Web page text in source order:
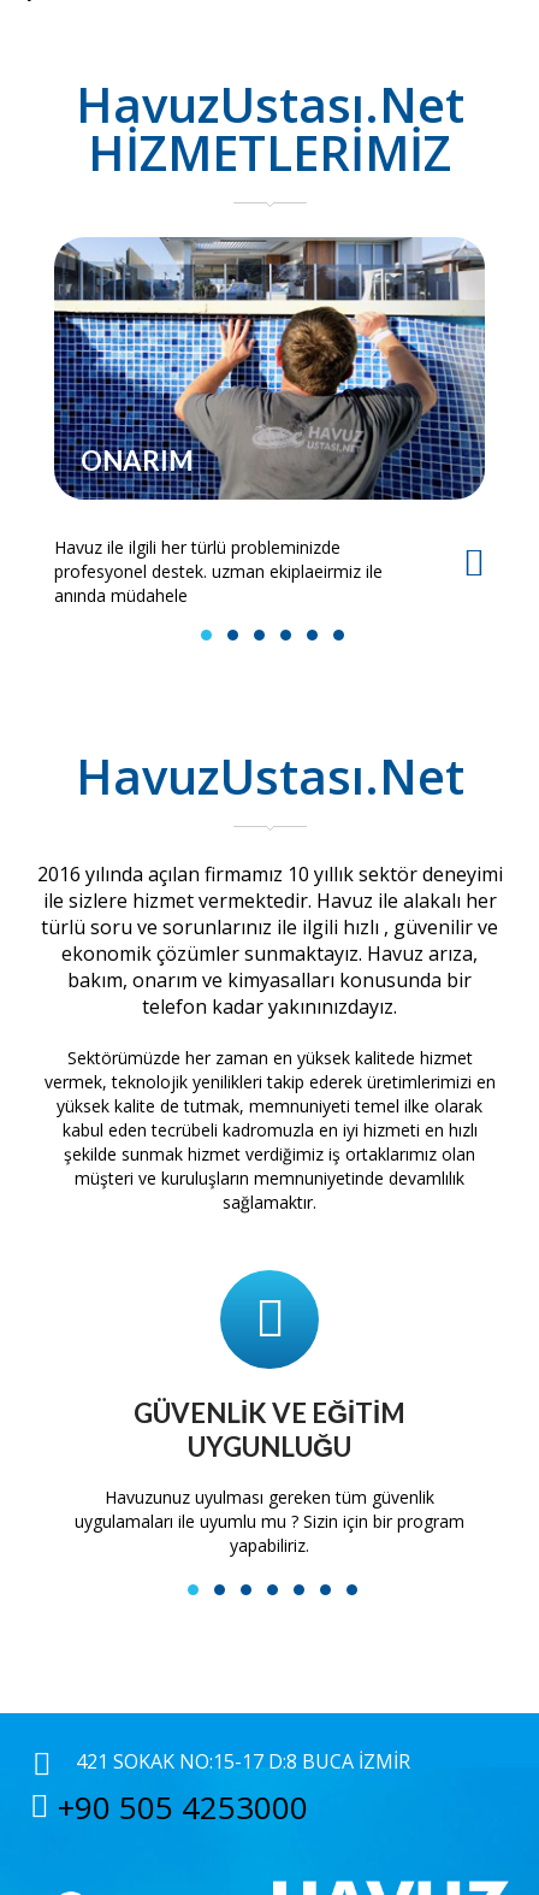
HavuzUstası.Net
HİZMETLERİMİZ
ONARIM
Havuz ile ilgili her türlü probleminizde
profesyonel destek. uzman ekiplaeirmiz ile
anında müdahele
1 2 3 4 5 6
HavuzUstası.Net
2016 yılında açılan firmamız 10 yıllık sektör deneyimi
ile sizlere hizmet vermektedir. Havuz ile alakalı her
türlü soru ve sorunlarınız ile ilgili hızlı , güvenilir ve
ekonomik çözümler sunmaktayız. Havuz arıza,
bakım, onarım ve kimyasalları konusunda bir
telefon kadar yakınınızdayız.
Sektörümüzde her zaman en yüksek kalitede hizmet
vermek, teknolojik yenilikleri takip ederek üretimlerimizi en
yüksek kalite de tutmak, memnuniyeti temel ilke olarak
kabul eden tecrübeli kadromuzla en iyi hizmeti en hızlı
şekilde sunmak hizmet verdiğimiz iş ortaklarımız olan
müşteri ve kuruluşların memnuniyetinde devamlılık
sağlamaktır.
GÜVENLIK VE EĞITIM
UYGUNLUĞU
Havuzunuz uyulması gereken tüm güvenlik
uygulamaları ile uyumlu mu ? Sizin için bir program
yapabiliriz.
1 2 3 4 5 6 7
421 SOKAK NO:15-17 D:8 BUCA İZMIR
+90 505 4253000